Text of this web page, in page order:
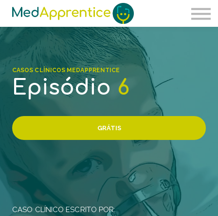
Carreira
Ser sócio
Sobre nós
Entrar
Regista-te
CASOS CLÍNICOS MEDAPPRENTICE
Episódio 6
GRÁTIS
CASO CLÍNICO ESCRITO POR: